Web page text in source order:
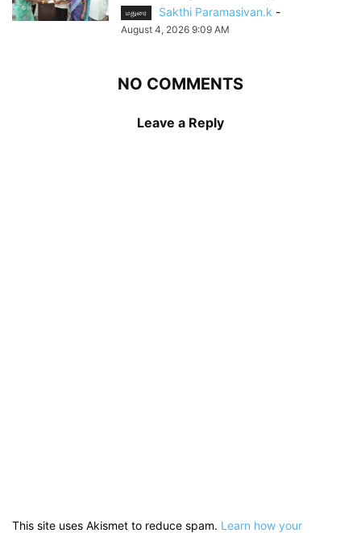
மதுரை Sakthi Paramasivan.k -
August 4, 2026 9:09 AM
NO COMMENTS
Leave a Reply
This site uses Akismet to reduce spam. Learn how your